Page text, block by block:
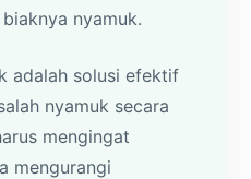
nyamuk.
adalah solusi efektif
nyamuk secara
mengingat
mengurangi